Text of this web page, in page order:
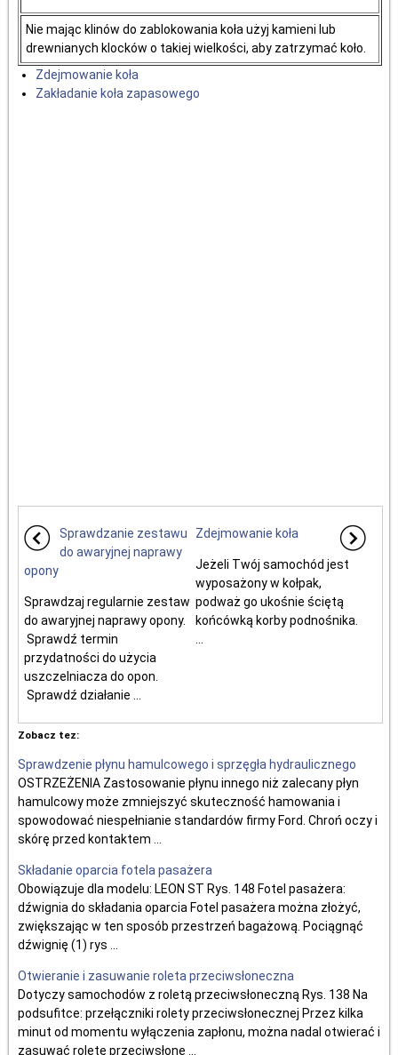
Nie mając klinów do zablokowania koła użyj kamieni lub
drewnianych klocków o takiej wielkości, aby zatrzymać koło.
Zdejmowanie koła
Zakładanie koła zapasowego
Sprawdzanie zestawu
do awaryjnej naprawy
opony
Sprawdzaj regularnie zestaw
do awaryjnej naprawy opony.
Sprawdź termin
przydatności do użycia
uszczelniacza do opon.
Sprawdź działanie ...
Zdejmowanie koła
Jeżeli Twój samochód jest
wyposażony w kołpak,
podważ go ukośnie ściętą
końcówką korby podnośnika.
Zobacz tez:
Sprawdzenie płynu hamulcowego i sprzęgła hydraulicznego
OSTRZEŻENIA Zastosowanie płynu innego niż zalecany płyn
hamulcowy może zmniejszyć skuteczność hamowania i
spowodować niespełnianie standardów firmy Ford. Chroń oczy i
skórę przed kontaktem ...
Składanie oparcia fotela pasażera
Obowiązuje dla modelu: LEON ST Rys. 148 Fotel pasażera:
dźwignia do składania oparcia Fotel pasażera można złożyć,
zwiększając w ten sposób przestrzeń bagażową. Pociągnąć
dźwignię (1) rys ...
Otwieranie i zasuwanie roleta przeciwsłoneczna
Dotyczy samochodów z roletą przeciwsłoneczną Rys. 138 Na
podsufitce: przełączniki rolety przeciwsłonecznej Przez kilka
minut od momentu wyłączenia zapłonu, można nadal otwierać i
zasuwać roletę przeciwsłone ...